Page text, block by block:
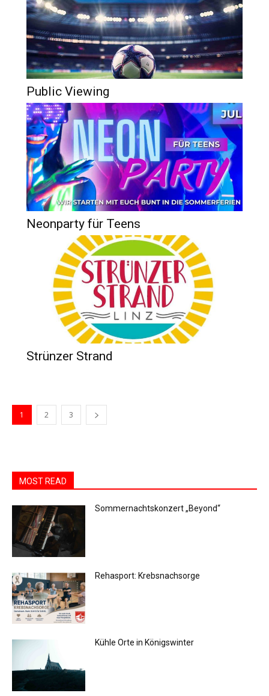
Public Viewing
Neonparty für Teens
Strünzer Strand
1 2 3
MOST READ
Sommernachtskonzert „Beyond“
Rehasport: Krebsnachsorge
Kühle Orte in Königswinter